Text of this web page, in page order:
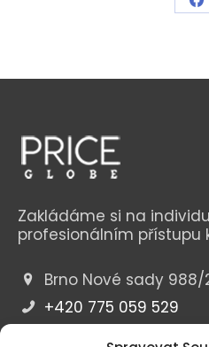
Zakládáme si na
profesionálním přístupu
Brno Nové sady 988/
+420 775 059 529